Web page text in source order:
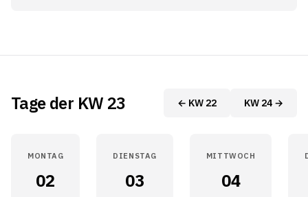
Tage der KW 23 ← KW 22 KW 24 →
MONTAG
02
DIENSTAG
03
MITTWOCH
04